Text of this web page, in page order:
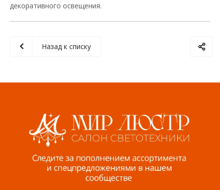
декоративного освещения.
Назад к списку